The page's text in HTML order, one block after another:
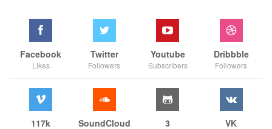
Facebook
Likes
Twitter
Followers
Youtube
Subscribers
Dribbble
Followers
117k SoundCloud 3 VK